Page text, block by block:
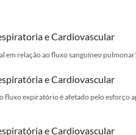
e Cardiovascular
em relação ao fluxo sanguíneo
e Cardiovascular
expiratório é afetado pelo esforço
e Cardiovascular